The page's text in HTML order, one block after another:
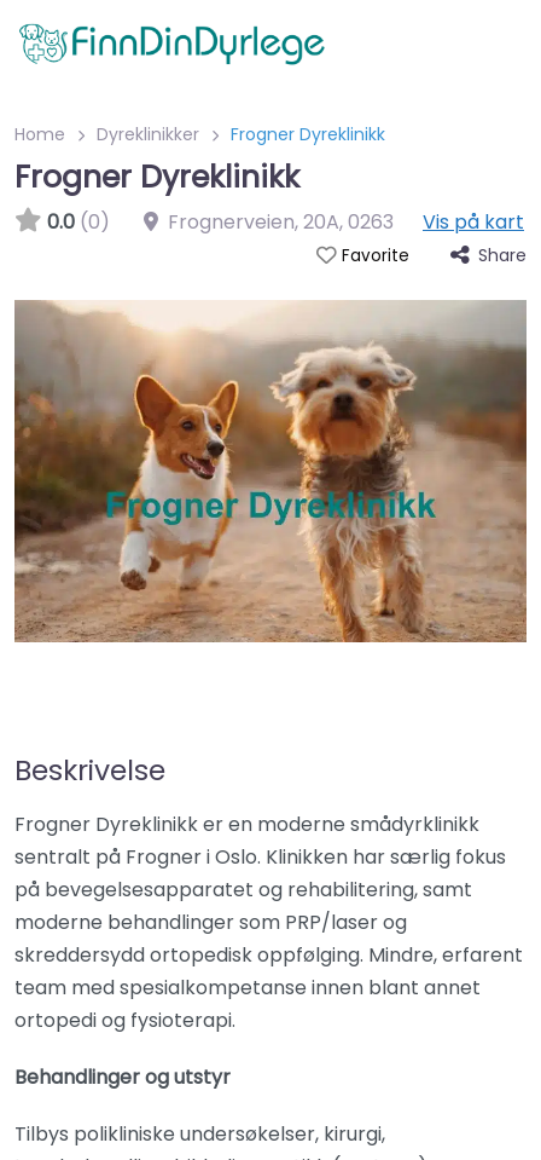
Home Dyreklinikker Frogner Dyreklinikk
Frogner Dyreklinikk
0.0 (0) Frognerveien, 20A,0263 Vis på kart
Favorite Share
Beskrivelse
Frogner Dyreklinikk er en moderne smådyrklinikk
sentralt på Frogner i Oslo. Klinikken har særlig fokus
på bevegelsesapparatet og rehabilitering, samt
moderne behandlinger som PRP/laser og
skreddersydd ortopedisk oppfølging. Mindre, erfarent
team med spesialkompetanse innen blant annet
ortopedi og fysioterapi.
Behandlinger og utstyr
Tilbys polikliniske undersøkelser, kirurgi,